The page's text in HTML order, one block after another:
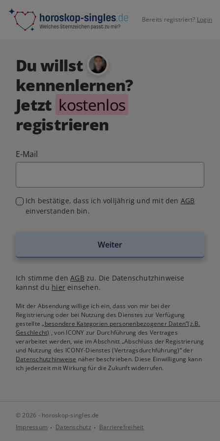
Bereits registriert? Login
Du willst
kennenlernen?
Jetzt kostenlos
registrieren
E-Mail
Ich bestätige, dass ich volljährig und mit den AGB
einverstanden bin.
Weiter
Ich stimme denAGB zu. Die Datenschutzhinweise
kannst du hiereinsehen.
Mit der Absendung willige ich ein, dass von mir bei der
Registrierung oder bei Nutzung des Dienstes zur Verfügung
gestellte„besondere Kategorien personenbezogener Daten“(z.B.
Geschlecht) , von ICONY zur Durchführung des Vertrages
verarbeitet werden, wie im Abschnitt „Abschluss der Registrierung
und Nutzung des ICONY-Dienstes (Vertragsdurchführung)“ der
Datenschutzhinweise näher beschrieben. Diese Einwilligung kann
ich jederzeit mit Wirkung für die Zukunft widerrufen.
© 2026 - horoskop-singles.de
Impressum
Datenschutz Barrierefreiheit